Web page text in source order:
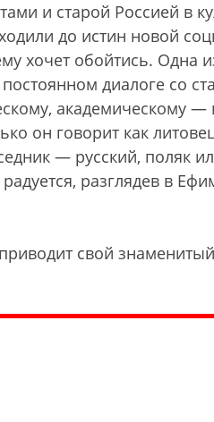
и старой Россией в
до истин новой
хочет обойтись. Одна
диалоге со
академическому —
он говорит как
— русский, поляк
разглядев в
свой